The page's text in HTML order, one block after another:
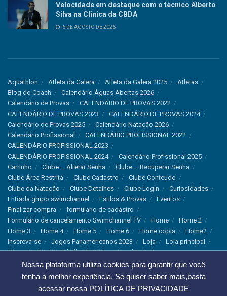
Nossa plataforma utiliza cookies para garantir que você
tenha a melhor experiência. Se quiser saber mais,basta
acessar nossa POLÍTICA DE PRIVACIDADE
Velocidade em destaque com o técnico Alberto
Silva na Clínica da CBDA
6 DE AGOSTO DE 2026
Aquathlon Atleta da Galera Atleta da Galera 2025
Atletas
Blog do Coach
Calendário Águas Abertas 2026
Calendário de Provas
CALENDÁRIO DE PROVAS 2022
CALENDÁRIO DE PROVAS 2023
CALENDÁRIO DE PROVAS 2024
Calendário de Provas 2025
Calendário Natação 2026
Calendário Profissional
CALENDÁRIO PROFISSIONAL 2022
CALENDÁRIO PROFISSIONAL 2023
CALENDÁRIO PROFISSIONAL 2024
Calendário Profissional 2025
Carrinho
Clube – Alterar Senha
Clube – Recuperar Senha
Clube Área Restrita
Clube Cadastro
Clube Conteúdo
Clube da Natação
Clube Detalhes Clube Login
Curiosidades
Entrada grupo swimchannel
Estilos & Provas
Eventos
Finalizar compra
formulario de cadastro
Formulário de cancelamento Swimchannel TV
Home
Home 2
Home 3
Home 4 Home 5 Home 6 Home copia
Home2
Inscreva-se
Jogos Panamericanos 2023 Loja
Loja principal
Magazine Revista Edição #33 (International Sales)
Magazine Swimchannel (International Sale)
Marcas
Minha conta
Newsletter Notícias
Notícias Instagram
Política de Cancelamento